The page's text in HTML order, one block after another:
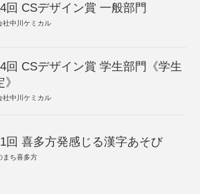
回 CSデザイン賞 一般部門
社中川ケミカル
回 CSデザイン賞 学生部門《学生
社中川ケミカル
回 喜多方発感じる漢字あそび
まち喜多方